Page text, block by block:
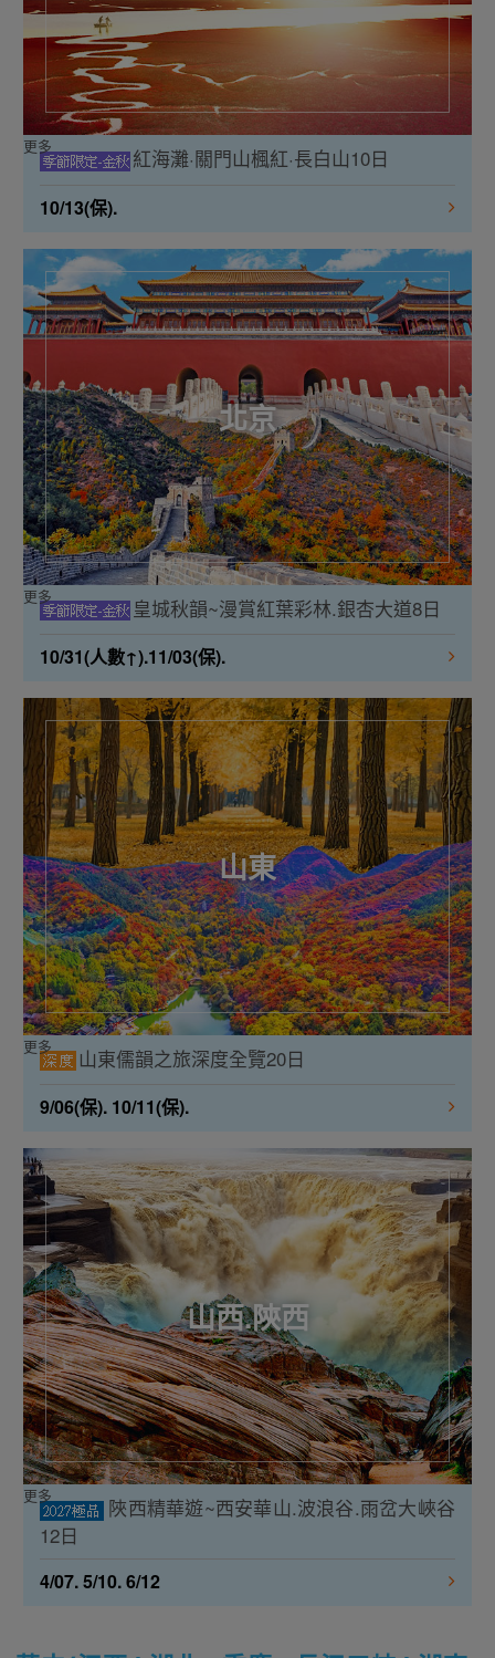
紅海灘·關門山楓紅·長白山10日
10/13(保).
更多
北京
皇城秋韻~漫賞紅葉彩林.銀杏大道8日
10/31(人數↑).11/03(保).
更多
山東
山東儒韻之旅深度全覽20日
9/06(保). 10/11(保).
更多
山西.陝西
陜西精華遊~西安華山.波浪谷.雨岔大峽谷
12日
4/07. 5/10. 6/12
更多